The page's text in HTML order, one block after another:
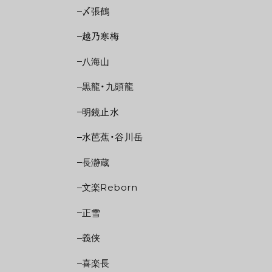
〆張鶴
越乃寒梅
八海山
黒龍・九頭龍
明鏡止水
水芭蕉・谷川岳
長瀞蔵
文楽Reborn
正雪
義侠
喜楽長